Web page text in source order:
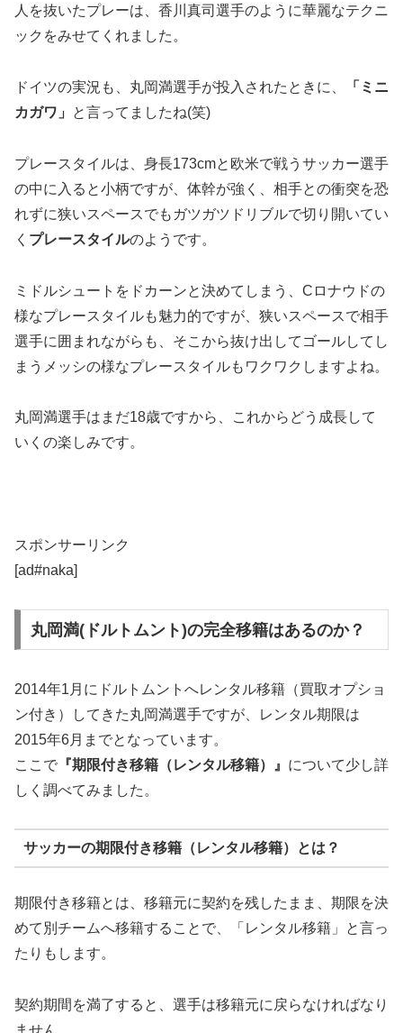
人を抜いたプレーは、香川真司選手のように華麗なテクニ
ックをみせてくれました。
ドイツの実況も、丸岡満選手が投入されたときに、
「ミニ
カガワ」
と言ってましたね(笑)
プレースタイルは、身長173cmと欧米で戦うサッカー選手
の中に入ると小柄ですが、体幹が強く、相手との衝突を恐
れずに狭いスペースでもガツガツドリブルで切り開いてい
く プレースタイルのようです。
ミドルシュートをドカーンと決めてしまう、Cロナウドの
様なプレースタイルも魅力的ですが、狭いスペースで相手
選手に囲まれながらも、そこから抜け出してゴールしてし
まうメッシの様なプレースタイルもワクワクしますよね。
丸岡満選手はまだ18歳ですから、これからどう成長して
いくの楽しみです。
スポンサーリンク
[ad#naka]
丸岡満(ドルトムント)の完全移籍はあるのか？
2014年1月にドルトムントへレンタル移籍（買取オプショ
ン付き）してきた丸岡満選手ですが、レンタル期限は
2015年6月までとなっています。
ここで 『期限付き移籍（レンタル移籍）』 について少し詳
しく調べてみました。
サッカーの期限付き移籍（レンタル移籍）とは？
期限付き移籍とは、移籍元に契約を残したまま、期限を決
めて別チームへ移籍することで、「レンタル移籍」と言っ
たりもします。
契約期間を満了すると、選手は移籍元に戻らなければなり